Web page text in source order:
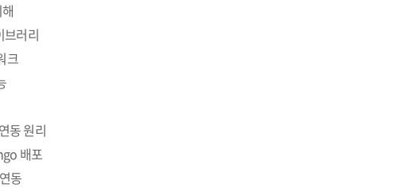
브러리
크
동 원리
배포
동